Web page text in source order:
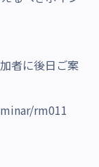
者に後日ご案
rm011